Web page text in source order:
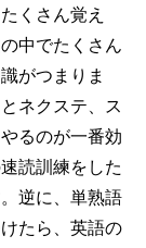
くさん覚え
中でたくさん
がつまりま
ネクステ、ス
るのが一番効
読訓練をした
逆に、単熟語
たら、英語の